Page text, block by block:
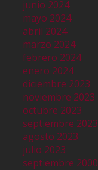
junio 2024
mayo 2024
abril 2024
marzo 2024
febrero 2024
enero 2024
diciembre 2023
noviembre 2023
octubre 2023
septiembre 2023
agosto 2023
julio 2023
septiembre 2000